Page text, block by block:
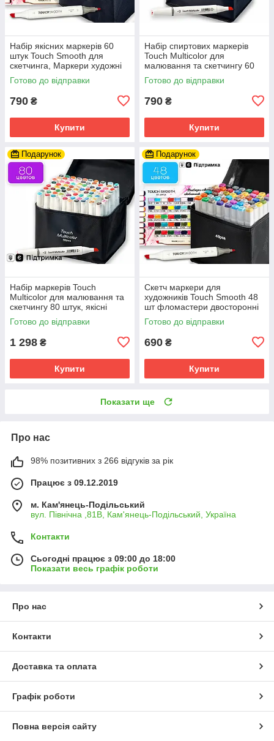
Набір якісних маркерів 60
штук Touch Smooth для
скетчинга, Маркери художні
двосторонні
Готово до відправки
790 ₴
Купити
Набір спиртових маркерів
Touch Multicolor для
малювання та скетчингу 60
шт, фломастери для
художників
Готово до відправки
790 ₴
Купити
Подарунок
Набір маркерів Touch
Multicolor для малювання та
скетчингу 80 штук, якісні
маркери
Готово до відправки
1 298 ₴
Купити
Подарунок
Скетч маркери для
художників Touch Smooth 48
шт фломастери двосторонні
спиртові для малювання і
скетчинга
Готово до відправки
690 ₴
Купити
Показати ще
Про нас
98% позитивних з 266 відгуків за рік
Працює з 09.12.2019
м. Кам'янець-Подільський
вул. Північна ,81В, Кам'янець-Подільський, Україна
Контакти
Сьогодні працює з 09:00 до 18:00
Показати весь графік роботи
Про нас
Контакти
Доставка та оплата
Графік роботи
Повна версія сайту